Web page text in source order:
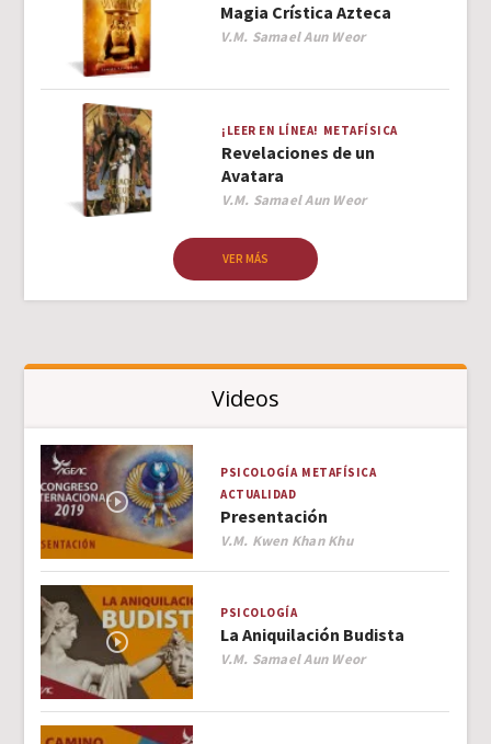
Magia Crística Azteca
Author
V.M. Samael Aun Weor
¡LEER EN LÍNEA! METAFÍSICA
Revelaciones de un
Avatara
Author
V.M. Samael Aun Weor
VER MÁS
Videos
PSICOLOGÍA METAFÍSICA
ACTUALIDAD
Presentación
Author
V.M. Kwen Khan Khu
PSICOLOGÍA
La Aniquilación Budista
Author
V.M. Samael Aun Weor